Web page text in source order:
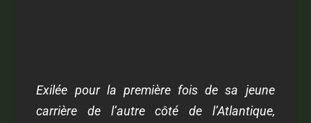
Exilée pour la première fois de sa jeune
carrière de l’autre côté de l’Atlantique,